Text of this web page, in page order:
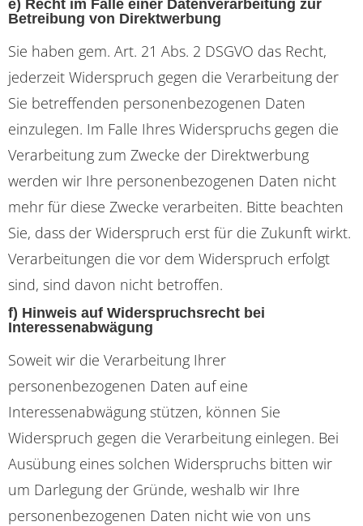
e) Recht im Falle einer Datenverarbeitung zur
Betreibung von Direktwerbung
Sie haben gem. Art. 21 Abs. 2 DSGVO das Recht,
jederzeit Widerspruch gegen die Verarbeitung der
Sie betreffenden personenbezogenen Daten
einzulegen. Im Falle Ihres Widerspruchs gegen die
Verarbeitung zum Zwecke der Direktwerbung
werden wir Ihre personenbezogenen Daten nicht
mehr für diese Zwecke verarbeiten. Bitte beachten
Sie, dass der Widerspruch erst für die Zukunft wirkt.
Verarbeitungen die vor dem Widerspruch erfolgt
sind, sind davon nicht betroffen.
f) Hinweis auf Widerspruchsrecht bei
Interessenabwägung
Soweit wir die Verarbeitung Ihrer
personenbezogenen Daten auf eine
Interessenabwägung stützen, können Sie
Widerspruch gegen die Verarbeitung einlegen. Bei
Ausübung eines solchen Widerspruchs bitten wir
um Darlegung der Gründe, weshalb wir Ihre
personenbezogenen Daten nicht wie von uns